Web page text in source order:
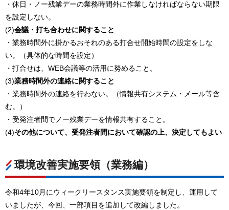
・休日・ノー残業デーの業務時間外に作業しなければならない期限
を設定しない。
(2)会議・打ち合わせに関すること
・業務時間外に掛かるおそれのある打合せ開始時間の設定をしな
い。（具体的な時間を設定）
・打合せは、WEB会議等の活用に努めること。
(3)業務時間外の連絡に関すること
・業務時間外の連絡を行わない。（情報共有システム・メール等含
む。）
・受発注者間でノー残業デーを情報共有すること。
(4)その他について、受発注者間において確認の上、決定してもよい
環境改善実施要領（業務編）
令和4年10月にウィークリースタンス実施要領を制定し、運用して
いましたが、今回、一部項目を追加して改編しました。